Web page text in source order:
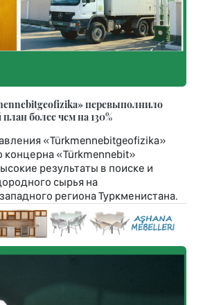
перевыполнило
более чем на 130%
«Türkmennebitgeofizika»
концерна «Türkmennebit»
результаты в поиске и
сырья на
региона Туркменистана.